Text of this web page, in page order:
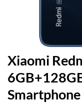
Xiaomi
Smartphone